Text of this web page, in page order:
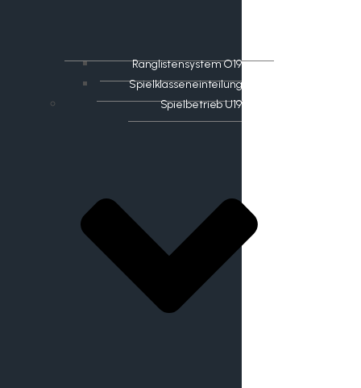
Ranglistensystem O19
Spielklasseneinteilung
Spielbetrieb U19